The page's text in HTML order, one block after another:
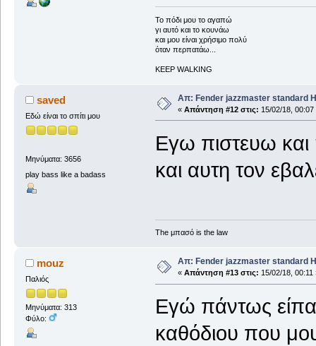
To πόδι μου το αγαπώ
γι αυτό και το κουνάω
και μου είναι χρήσιμο πολύ
όταν περπατάω...
KEEP WALKING
saved
Εδώ είναι το σπίτι μου
Μηνύματα: 3656
play bass like a badass
Απ: Fender jazzmaster standard
« Απάντηση #12 στις: 15/02/18, 00:07
Εγω πιστευω και
και αυτη τον
The μπασό is the law
mouz
Παλιός
Μηνύματα: 313
Φύλο:
Απ: Fender jazzmaster standard
« Απάντηση #13 στις: 15/02/18, 00:11
Εγώ πάντως είπα
καθόδιου που